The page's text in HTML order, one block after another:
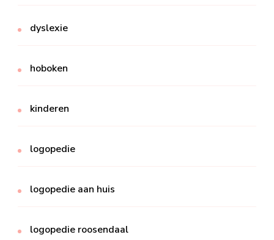
dyslexie
hoboken
kinderen
logopedie
logopedie aan huis
logopedie roosendaal